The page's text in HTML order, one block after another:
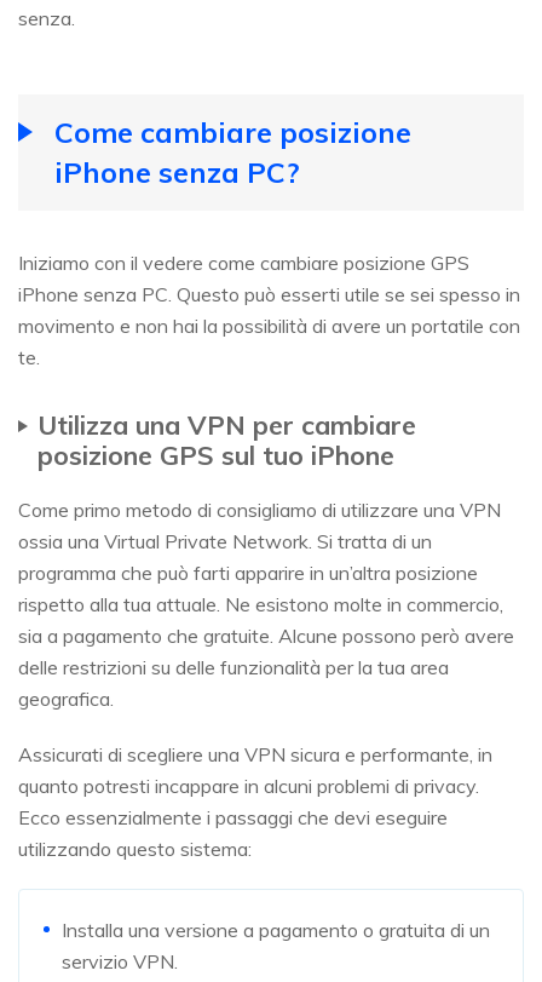
senza.
Come cambiare posizione
iPhone senza PC?
Iniziamo con il vedere come cambiare posizione GPS
iPhone senza PC. Questo può esserti utile se sei spesso in
movimento e non hai la possibilità di avere un portatile con
te.
Utilizza una VPN per cambiare
posizione GPS sul tuo iPhone
Come primo metodo di consigliamo di utilizzare una VPN
ossia una Virtual Private Network. Si tratta di un
programma che può farti apparire in un’altra posizione
rispetto alla tua attuale. Ne esistono molte in commercio,
sia a pagamento che gratuite. Alcune possono però avere
delle restrizioni su delle funzionalità per la tua area
geografica.
Assicurati di scegliere una VPN sicura e performante, in
quanto potresti incappare in alcuni problemi di privacy.
Ecco essenzialmente i passaggi che devi eseguire
utilizzando questo sistema:
Installa una versione a pagamento o gratuita di un
servizio VPN.